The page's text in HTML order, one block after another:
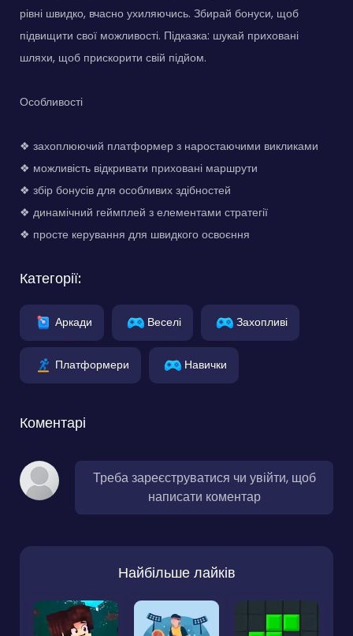
рівні швидко, вчасно ухиляючись. Збирай бонуси, щоб
підвищити свої можливості. Підказка: шукай приховані
шляхи, щоб прискорити свій підйом.
Особливості
❖ захоплюючий платформер з наростаючими викликами
❖ можливість відкривати приховані маршрути
❖ збір бонусів для особливих здібностей
❖ динамічний геймплей з елементами стратегії
❖ просте керування для швидкого освоєння
Категорії:
Аркади Веселі Захопливі
Платформери Навички
Коментарі
Треба зареєструватися чи увійти, щоб
написати коментар
Найбільше лайків